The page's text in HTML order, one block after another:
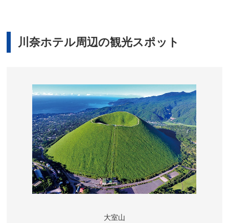
川奈ホテル周辺の観光スポット
大室山